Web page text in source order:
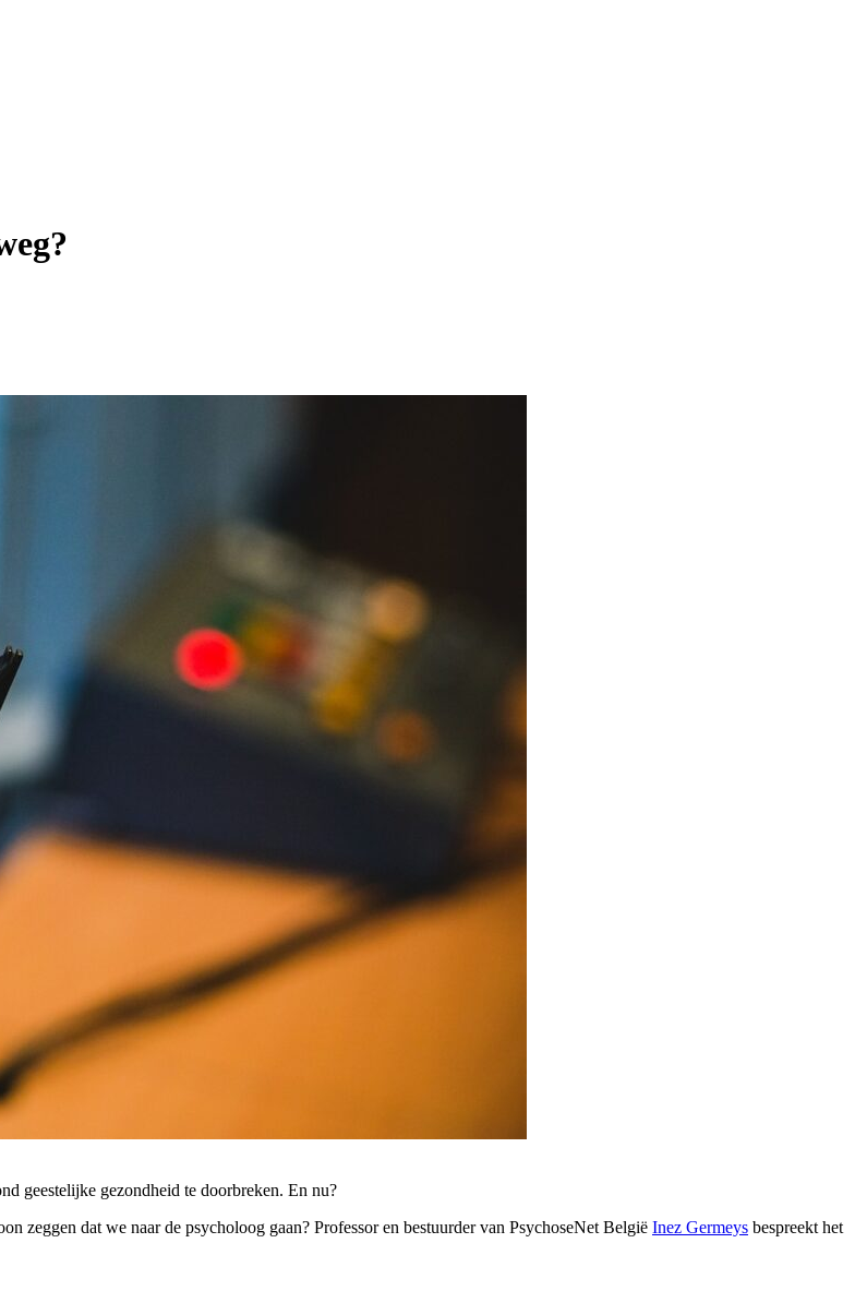
geestelijke gezondheid te doorbreken. En nu?
zeggen dat we naar de psycholoog gaan? Professor en bestuurder van PsychoseNet België Inez Germeys bespreekt het